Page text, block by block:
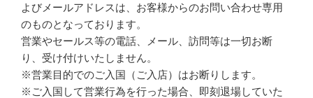
よびメールアドレスは、お客様からのお問い合わせ専用
のものとなっております。
営業やセールス等の電話、メール、訪問等は一切お断
り、受け付けいたしません。
※営業目的でのご入国（ご入店）はお断りします。
※ご入国して営業行為を行った場合、即刻退場していた